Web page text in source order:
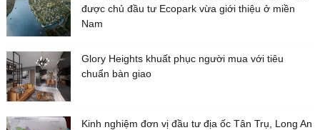
được chủ đầu tư Ecopark vừa giới thiệu ở miền
Nam
Glory Heights khuất phục người mua với tiêu
chuẩn bàn giao
Kinh nghiệm đơn vị đầu tư địa ốc Tân Trụ, Long An